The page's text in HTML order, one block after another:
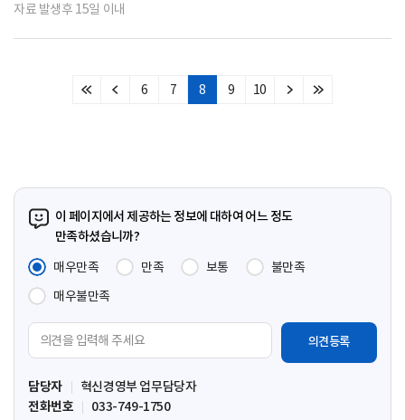
자료 발생후 15일 이내
처
이
6 7 8 9 10
다
마
이 페이지에서 제공하는 정보에 대하여 어느 정도
만족하셨습니까?
매우만족
만족 보통
불만족
매우불만족
견
입
력
담당자
혁신경영부 업무담당자
전화번호
033-749-1750